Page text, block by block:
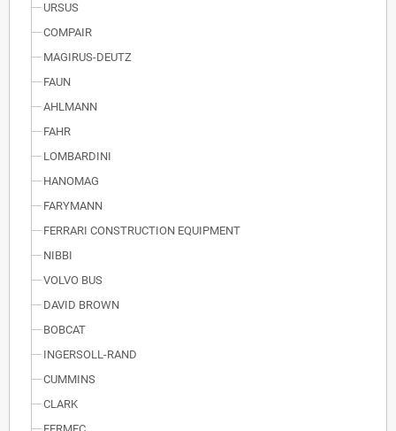
URSUS
COMPAIR
MAGIRUS-DEUTZ
FAUN
AHLMANN
FAHR
LOMBARDINI
HANOMAG
FARYMANN
FERRARI CONSTRUCTION EQUIPMENT
NIBBI
VOLVO BUS
DAVID BROWN
BOBCAT
INGERSOLL-RAND
CUMMINS
CLARK